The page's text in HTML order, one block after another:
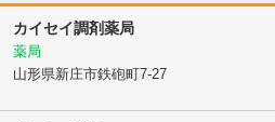
カイセイ調剤薬局
薬局
山形県新庄市鉄砲町7-27